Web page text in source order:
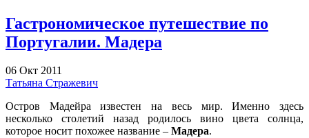
Гастрономическое путешествие по
Португалии. Мадера
06 Окт 2011
Татьяна Стражевич
Остров Мадейра известен на весь мир. Именно здесь
несколько столетий назад родилось вино цвета солнца,
которое носит похожее название – Мадера.